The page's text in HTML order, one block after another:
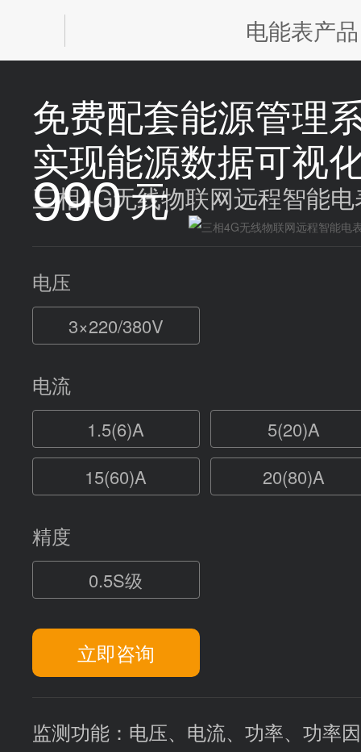
电能表产品
免费配套能源管理
实现能源数据可视
三相4G无线物联网远程智能
990
电压
3×220/380V
电流
1.5(6)A
5(20)A
15(60)A
20(80)A
精度
0.5S级
立即咨询
监测功能：电压、电流、功率、功率